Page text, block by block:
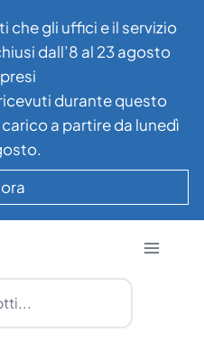
che gli uffici e il servizio
dall’8 al 23 agosto
durante questo
a partire da lunedì